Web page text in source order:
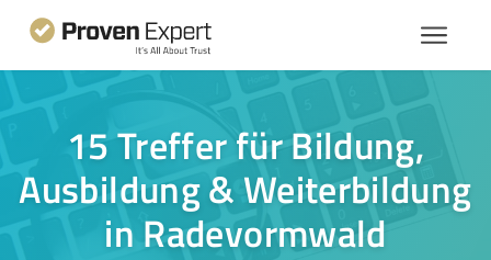
15 Treffer für Bildung,
Ausbildung & Weiterbildung
in Radevormwald